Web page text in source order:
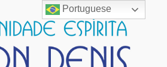
Comunidade
Espírita Léon
Denis
Portuguese